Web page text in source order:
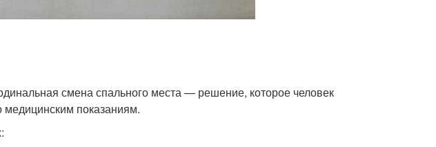
смена спального места — решение, которое человек
медицинским показаниям.